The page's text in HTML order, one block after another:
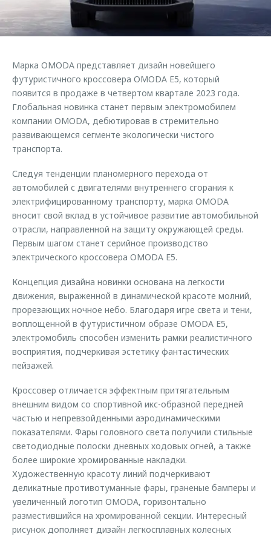
Страхование
Кредитный калькулятор
Одежда и сувениры
Оригинальные аксессуары
Запчасти
Трейд-ин
Клиентская поддержка
O&J Автоклуб
Приложение O&J
Аксессуары
Одежда и сувениры
Оригинальные аксессуары
Обратная связь
Марка OMODA представляет дизайн новейшего
футуристичного кроссовера OMODA E5, который
появится в продаже в четвертом квартале 2023 года.
Глобальная новинка станет первым электромобилем
компании OMODA, дебютировав в стремительно
развивающемся сегменте экологически чистого
транспорта.
Следуя тенденции планомерного перехода от
автомобилей с двигателями внутреннего сгорания к
электрифицированному транспорту, марка OMODA
вносит свой вклад в устойчивое развитие автомобильной
отрасли, направленной на защиту окружающей среды.
Первым шагом станет серийное производство
электрического кроссовера OMODA E5.
Концепция дизайна новинки основана на легкости
движения, выраженной в динамической красоте молний,
прорезающих ночное небо. Благодаря игре света и тени,
воплощенной в футуристичном образе OMODA E5,
электромобиль способен изменить рамки реалистичного
восприятия, подчеркивая эстетику фантастических
пейзажей.
Кроссовер отличается эффектным притягательным
внешним видом со спортивной икс-образной передней
частью и непревзойденными аэродинамическими
показателями. Фары головного света получили стильные
светодиодные полоски дневных ходовых огней, а также
более широкие хромированные накладки.
Художественную красоту линий подчеркивают
деликатные противотуманные фары, граненые бамперы и
увеличенный логотип OMODA, горизонтально
разместившийся на хромированной секции. Интересный
рисунок дополняет дизайн легкосплавных колесных